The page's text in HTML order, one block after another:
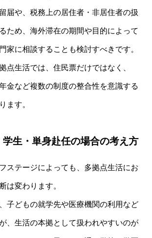
届や、税務上の居住者・非居住者の扱
ため、海外滞在の期間や目的によって
家に相談することも検討すべきです。
点生活では、住民票だけではなく、
金など複数の制度の整合性を意識する
ます。
生・単身赴任の場合の考え方
ステージによっても、多拠点生活にお
は変わります。
子どもの就学先や医療機関の利用など
、生活の本拠として扱われやすいのが